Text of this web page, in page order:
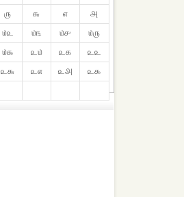
௫ ௬ ௭
௮
௰௨ ௰௩ ௰௪
௰௫
௰௯ ௨௰ ௨௧
௨௨
௨௬ ௨௭ ௨௮
௨௯